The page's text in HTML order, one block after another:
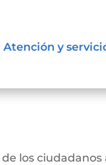
Atención y
los